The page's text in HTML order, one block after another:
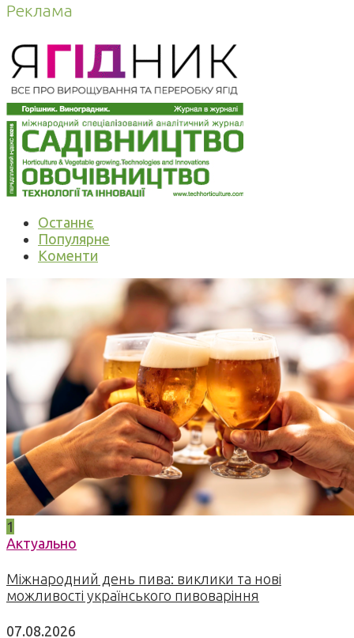
Реклама
Останнє
Популярне
Коменти
1
Актуально
Міжнародний день пива: виклики та нові
можливості українського пивоваріння
07.08.2026